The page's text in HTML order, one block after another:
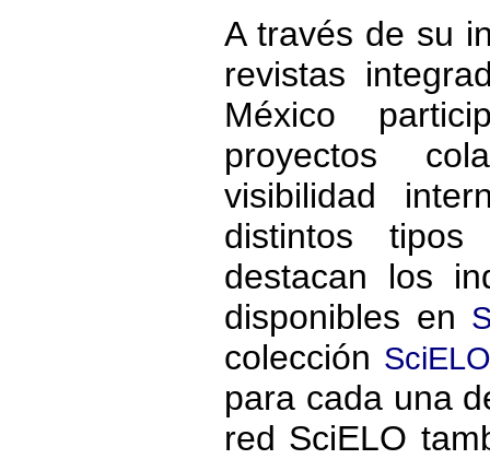
A través de su
revistas
México
proyectos
visibilidad
distintos
destacan los
disponibles en
colección
para cada una
red SciELO